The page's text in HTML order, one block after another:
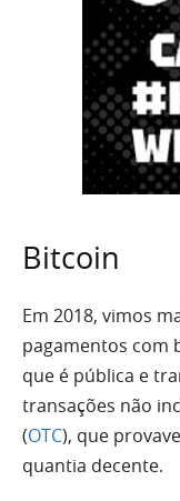
Bitcoin
Em 2018, vimos
pagamentos com
que é pública e
transações não
(OTC), que
quantia decente.